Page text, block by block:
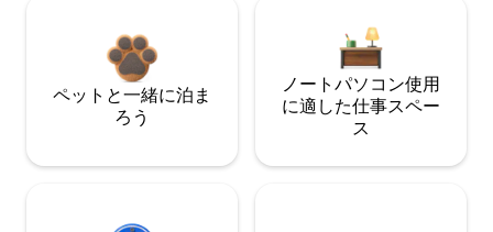
ペットと一緒に泊ま
ろう
ノートパソコン使用
に適した仕事スペー
ス